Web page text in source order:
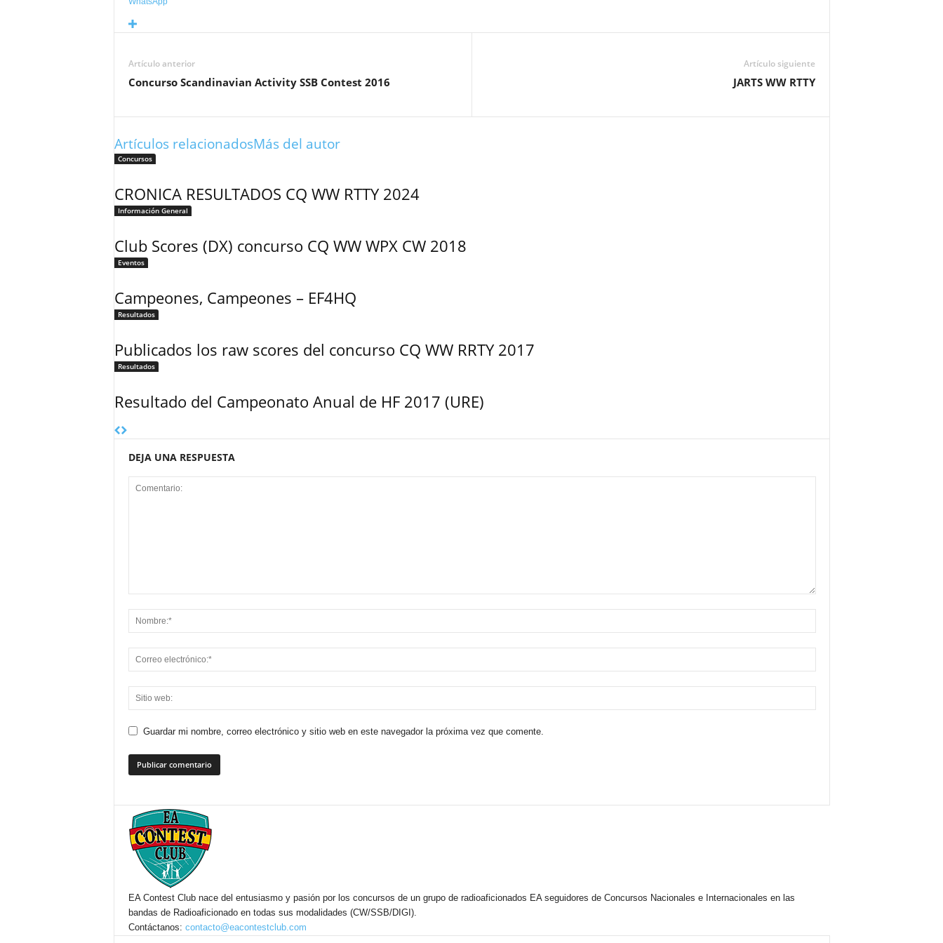
Artículo anterior
Concurso Scandinavian Activity SSB Contest 2016
Artículo siguiente
JARTS WW RTTY
Artículos relacionadosMás del autor
Concursos
CRONICA RESULTADOS CQ WW RTTY 2024
Información General
Club Scores (DX) concurso CQ WW WPX CW 2018
Eventos
Campeones, Campeones – EF4HQ
Resultados
Publicados los raw scores del concurso CQ WW RRTY 2017
Resultados
Resultado del Campeonato Anual de HF 2017 (URE)
DEJA UNA RESPUESTA
Guardar mi nombre, correo electrónico y sitio web en este navegador la próxima vez que comente.
EA Contest Club nace del entusiasmo y pasión por los concursos de un grupo de radioaficionados EA seguidores de Concursos Nacionales e Internacionales en las
bandas de Radioaficionado en todas sus modalidades (CW/SSB/DIGI).
Contáctanos: contacto@eacontestclub.com